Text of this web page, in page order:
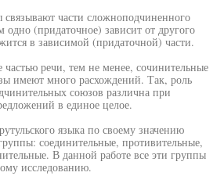
части сложноподчиненного
одно (придаточное) зависит от другого
в зависимой (придаточной) части.
речи, тем не менее, сочинительные
имеют много расхождений. Так, роль
союзов различна при
в единое целое.
языка по своему значению
соединительные, противительные,
В данной работе все эти группы
исследованию.